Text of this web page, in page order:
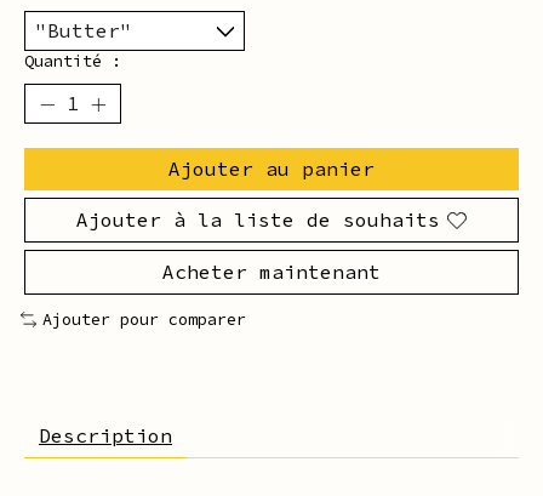
Quantité :
Ajouter au panier
Ajouter à la liste de souhaits
Acheter maintenant
Ajouter pour comparer
Description